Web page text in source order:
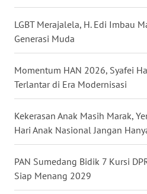
LGBT Merajalela, H. Edi Imbau
Generasi Muda
Momentum HAN 2026, Syafei
Terlantar di Era Modernisasi
Kekerasan Anak Masih Marak,
Hari Anak Nasional Jangan
PAN Sumedang Bidik 7 Kursi
Siap Menang 2029
SULSEL
WN
GORONTALO
WN
SULUT
WN
MALUKU
WN